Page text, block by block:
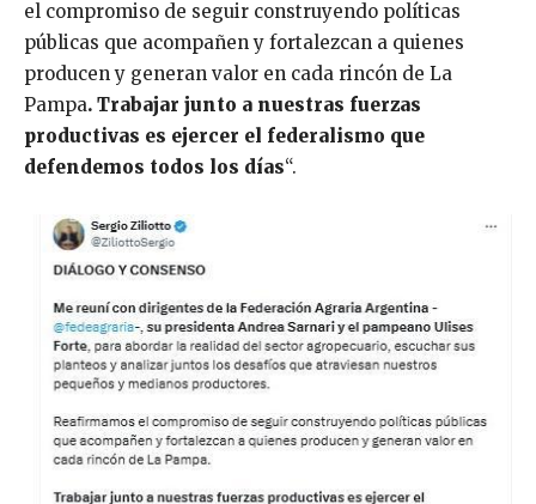
el compromiso de seguir construyendo políticas
públicas que acompañen y fortalezcan a quienes
producen y generan valor en cada rincón de La
Pampa. Trabajar junto a nuestras fuerzas
productivas es ejercer el federalismo que
defendemos todos los días“.